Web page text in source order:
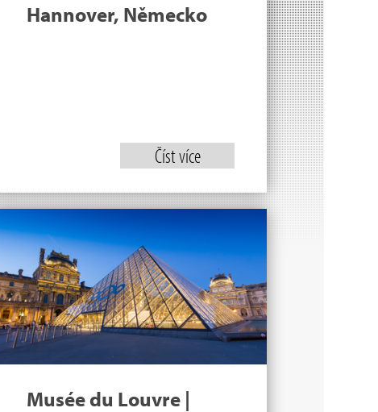
Hannover, Německo
Číst více
Musée du Louvre |